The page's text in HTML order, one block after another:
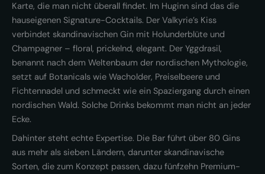
Karte, die man nicht überall findet. Im Huginn sind das die
hauseigenen Signature-Cocktails. Der Valkyrie’s Kiss
verbindet skandinavischen Gin mit Holunderblüte und
Champagner – floral, prickelnd, elegant. Der Yggdrasil,
benannt nach dem Weltenbaum der nordischen Mythologie,
setzt auf Botanicals wie Wacholder, Preiselbeere und
Fichtennadel und schmeckt wie ein Spaziergang durch einen
nordischen Wald. Solche Drinks bekommt man nicht an jeder
Ecke.
Dahinter steht echte Expertise. Die Bar führt über 80 Gins
aus mehr als sieben Ländern, darunter skandinavische
Sorten, die zum Konzept passen, dazu fünfzehn Premium-